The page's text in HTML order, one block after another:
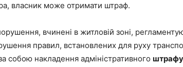
власник може отримати штраф.
вчинені в житловій зоні,
правил, встановлених для руху
собою накладення адміністративного штрафу